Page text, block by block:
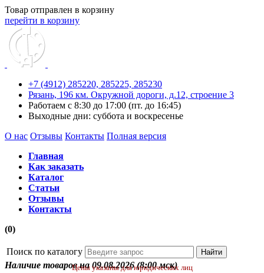
Товар отправлен в корзину
перейти в корзину
+7 (4912) 285220, 285225, 285230
Рязань, 196 км. Окружной дороги, д.12, строение 3
Работаем с 8:30 до 17:00 (пт. до 16:45)
Выходные дни: суббота и воскресенье
О нас Отзывы Контакты Полная версия
Главная
Как заказать
Каталог
Статьи
Отзывы
Контакты
(0)
Поиск по каталогу
Наличие товаров на 09.08.2026 (8:00 мск)
Цены указаны для юридических лиц